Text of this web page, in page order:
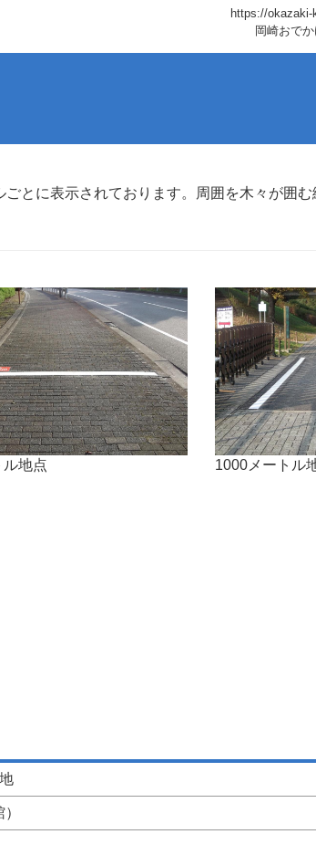
https://okazaki-
岡崎おで
とに表示されております。周囲を木々が囲
ル地点 1000メートル